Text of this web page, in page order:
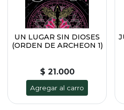
UN LUGAR SIN DIOSES
(ORDEN DE ARCHEON 1)
$ 21.000
Agregar al carro